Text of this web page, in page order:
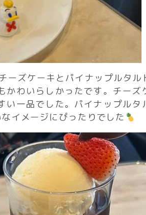
ーズケーキとパイナップルタル
かわいらしかったです。チーズ
い一品でした。パイナップルタ
イメージにぴったりでした